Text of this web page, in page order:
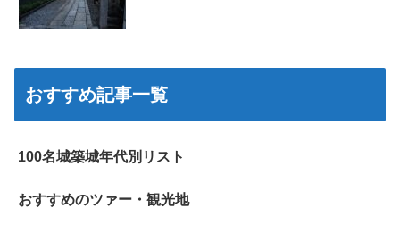
おすすめ記事一覧
100名城築城年代別リスト
おすすめのツァー・観光地